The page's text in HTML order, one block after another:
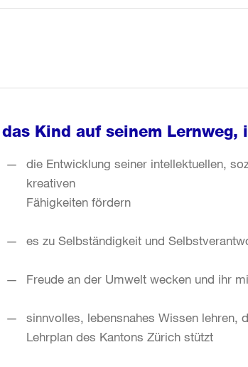
Kind auf seinem Lernweg,
die Entwicklung seiner intellektuellen,
kreativen
Fähigkeiten fördern
es zu Selbständigkeit und
Freude an der Umwelt wecken und ihr
sinnvolles, lebensnahes Wissen lehren,
Lehrplan des Kantons Zürich stützt